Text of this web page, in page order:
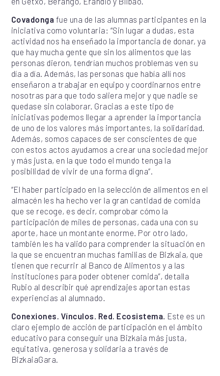
Covadonga fue una de las alumnas participantes en la
iniciativa como voluntaria: “Sin lugar a dudas, esta
actividad nos ha enseñado la importancia de donar, ya
que hay mucha gente que sin los alimentos que las
personas dieron, tendrían muchos problemas ven su
día a día. Además, las personas que había allí nos
enseñaron a trabajar en equipo y coordinarnos entre
nosotras para que todo saliera mejor y que nadie se
quedase sin colaborar. Gracias a este tipo de
iniciativas podemos llegar a aprender la importancia
de uno de los valores más importantes, la solidaridad.
Además, somos capaces de ser conscientes de que
con estos actos ayudamos a crear una sociedad mejor
y más justa, en la que todo el mundo tenga la
posibilidad de vivir de una forma digna”.
“El haber participado en la selección de alimentos en el
almacén les ha hecho ver la gran cantidad de comida
que se recoge, es decir, comprobar cómo la
participación de miles de personas, cada una con su
aporte, hace un montante enorme. Por otro lado,
también les ha valido para comprender la situación en
la que se encuentran muchas familias de Bizkaia, que
tienen que recurrir al Banco de Alimentos y a las
instituciones para poder obtener comida”, detalla
Rubio al describir qué aprendizajes aportan estas
experiencias al alumnado.
Conexiones. Vínculos. Red. Ecosistema. Este es un
claro ejemplo de acción de participación en el ámbito
educativo para conseguir una Bizkaia más justa,
equitativa, generosa y solidaria a través de
BizkaiaGara.